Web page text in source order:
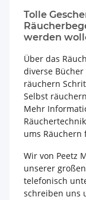
Tolle
werden
Über das
diverse
räuchern
Selbst
Mehr
ums Räuchern
Wir von Peetz
unserer
telefonisch
schreiben uns